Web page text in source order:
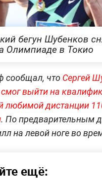
бегун Шубенков
Олимпиаде в Токио
сообщал, что Сергей
выйти на
любимой дистанции
. По предварительным
на левой ноге во
ещё: